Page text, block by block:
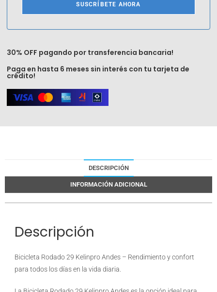
SUSCRÍBETE AHORA
30% OFF pagando por transferencia bancaria!
Paga en hasta 6 meses sin interés con tu tarjeta de
crédito!
DESCRIPCIÓN
INFORMACIÓN ADICIONAL
Descripción
Bicicleta Rodado 29 Kelinpro Andes – Rendimiento y confort
para todos los días en la vida diaria.